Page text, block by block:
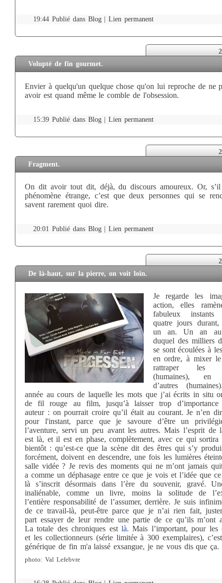
19:44 Publié dans Blog|Lien permanent
Volupté de fin gourmet.
Envier à quelqu'un quelque chose qu'on lui reproche de ne
avoir est quand même le comble de l'obsession.
15:39 Publié dans Blog|Lien permanent
Fragment.
On dit avoir tout dit, déjà, du discours amoureux. Or,
phénomène étrange, c’est que deux personnes qui se
savent rarement quoi dire.
20:01 Publié dans Blog|Lien permanent
De là-haut, sur la pierre, on voit loin.
Je regarde les
action, elles
fabuleux instants
quatre jours
un an. Un an au
duquel des milliers
se sont écoulées à
en ordre, à mixer
rattraper les
(humaines), en
d’autres
année au cours de laquelle les mots que j’ai écrits in situ
de fil rouge au film, jusqu’à laisser trop
auteur : on pourrait croire qu’il était au courant. Je n’en
pour l'instant, parce que je savoure d’être un
l’aventure, servi un peu avant les autres. Mais l’esprit de
est là, et il est en phase, complètement, avec ce qui sortira
bientôt : qu’est-ce que la scène dit des êtres qui s’y
forcément, doivent en descendre, une fois les lumières
salle vidée ? Je revis des moments qui ne m’ont jamais
a comme un déphasage entre ce que je vois et l’idée que
là s’inscrit désormais dans l’ère du souvenir, gravé.
inaliénable, comme un livre, moins la solitude de
l’entière responsabilité de l’assumer, derrière. Je suis
de ce travail-là, peut-être parce que je n’ai rien fait,
part essayer de leur rendre une partie de ce qu’ils m’ont
La totale des chroniques est là. Mais l’important, pour les
et les collectionneurs (série limitée à 300 exemplaires),
générique de fin m'a laissé exsangue, je ne vous dis que ça.
photo: Val Lefebvre